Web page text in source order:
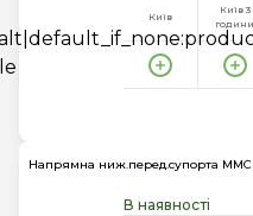
Київ
Київ 3
години
Напрямна ниж.перед.супорта MMC
В наявності